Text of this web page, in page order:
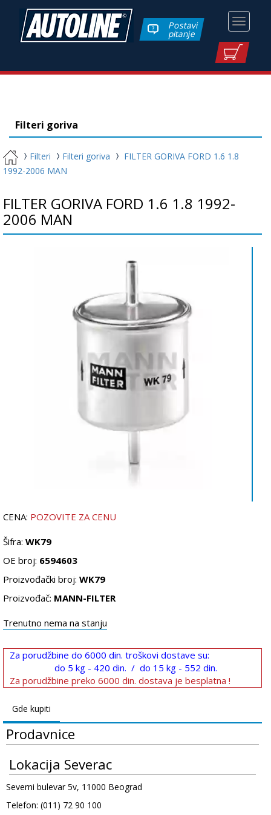
Toggle
Postavi
pitanje
Filteri goriva
Filteri Filteri goriva
FILTER GORIVA FORD 1.6 1.8
1992-2006 MAN
FILTER GORIVA FORD 1.6 1.8 1992-
2006 MAN
CENA: POZOVITE ZA CENU
Šifra: WK79
OE broj: 6594603
Proizvođački broj: WK79
Proizvođač: MANN-FILTER
Trenutno nema na stanju
Za porudžbine do 6000 din. troškovi dostave su:
do 5 kg - 420 din. / do 15 kg - 552 din.
Za porudžbine preko 6000 din. dostava je besplatna !
Gde kupiti
Prodavnice
Lokacija Severac
Severni bulevar 5v, 11000 Beograd
Telefon: (011) 72 90 100